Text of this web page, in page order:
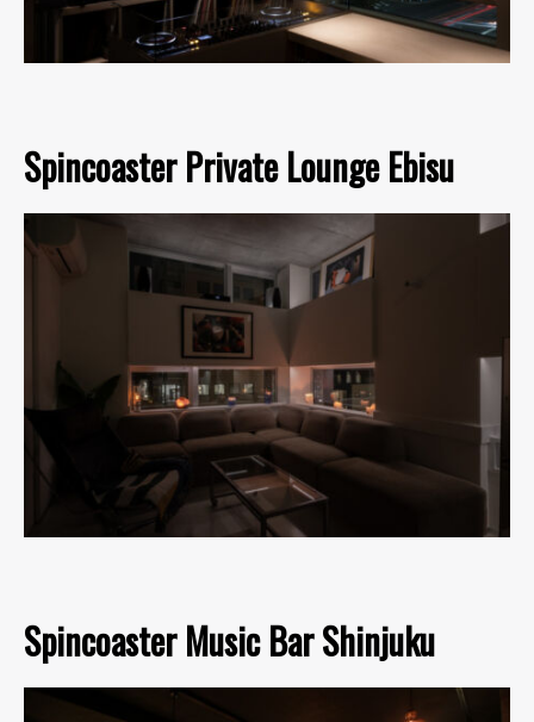
Spincoaster Private Lounge Ebisu
Spincoaster Music Bar Shinjuku